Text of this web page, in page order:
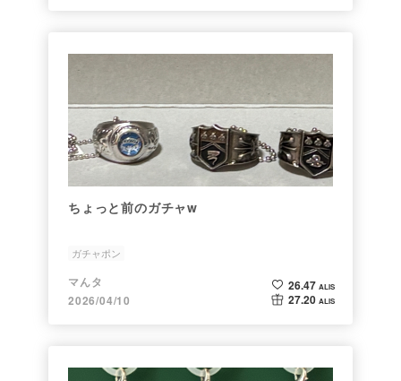
ちょっと前のガチャw
ガチャポン
マんタ
2026/04/10
26.47 ALIS
27.20 ALIS